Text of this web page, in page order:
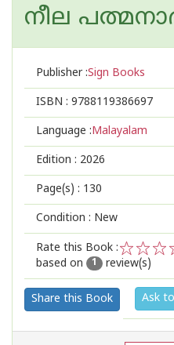
നീല
Publisher :Sign Books
ISBN : 9788119386697
Language :Malayalam
Edition : 2026
Page(s) : 130
Condition : New
Rate this Book :
2
1
based on
1 review(s)
Share this Book Ask